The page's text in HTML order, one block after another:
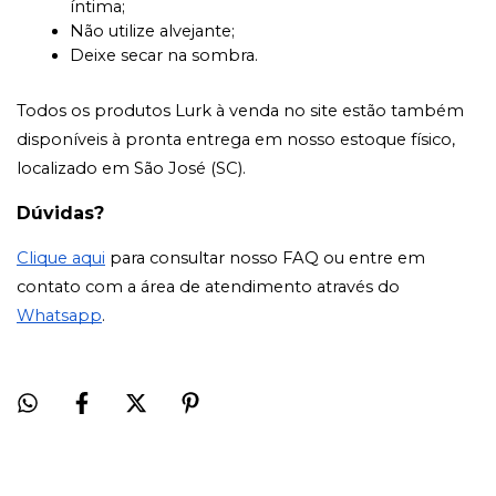
íntima;
Não utilize alvejante;
Deixe secar na sombra.
Todos os produtos Lurk à venda no site estão também
disponíveis à pronta entrega em nosso estoque físico,
localizado em São José (SC).
Dúvidas?
Clique aqui para consultar nosso FAQ ou entre em
contato com a área de atendimento através do
Whatsapp.